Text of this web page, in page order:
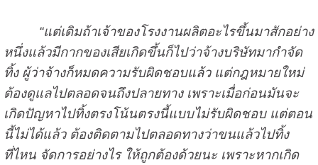
“แต่เดิมถ้าเจ้าของโรงงานผลิตอะไรขึ้นมาสักอย่าง
หนึ่งแล้วมีกากของเสียเกิดขึ้นก็ไปว่าจ้างบริษัทมากำจัด
ทิ้ง ผู้ว่าจ้างก็หมดความรับผิดชอบแล้ว แต่กฎหมายใหม่
ต้องดูแลไปตลอดจนถึงปลายทาง เพราะเมื่อก่อนมันจะ
เกิดปัญหาไปทิ้งตรงโน้นตรงนี้แบบไม่รับผิดชอบ แต่ตอน
นี้ไม่ได้แล้ว ต้องติดตามไปตลอดทางว่าขนแล้วไปทิ้ง
ที่ไหน จัดการอย่างไร ให้ถูกต้องด้วยนะ เพราะหากเกิด